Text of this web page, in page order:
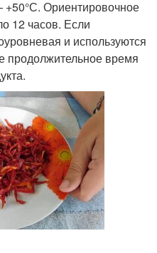
Ориентировочное
12 часов. Если
и используются
продолжительное время